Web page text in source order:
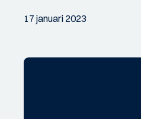
17 januari 2023